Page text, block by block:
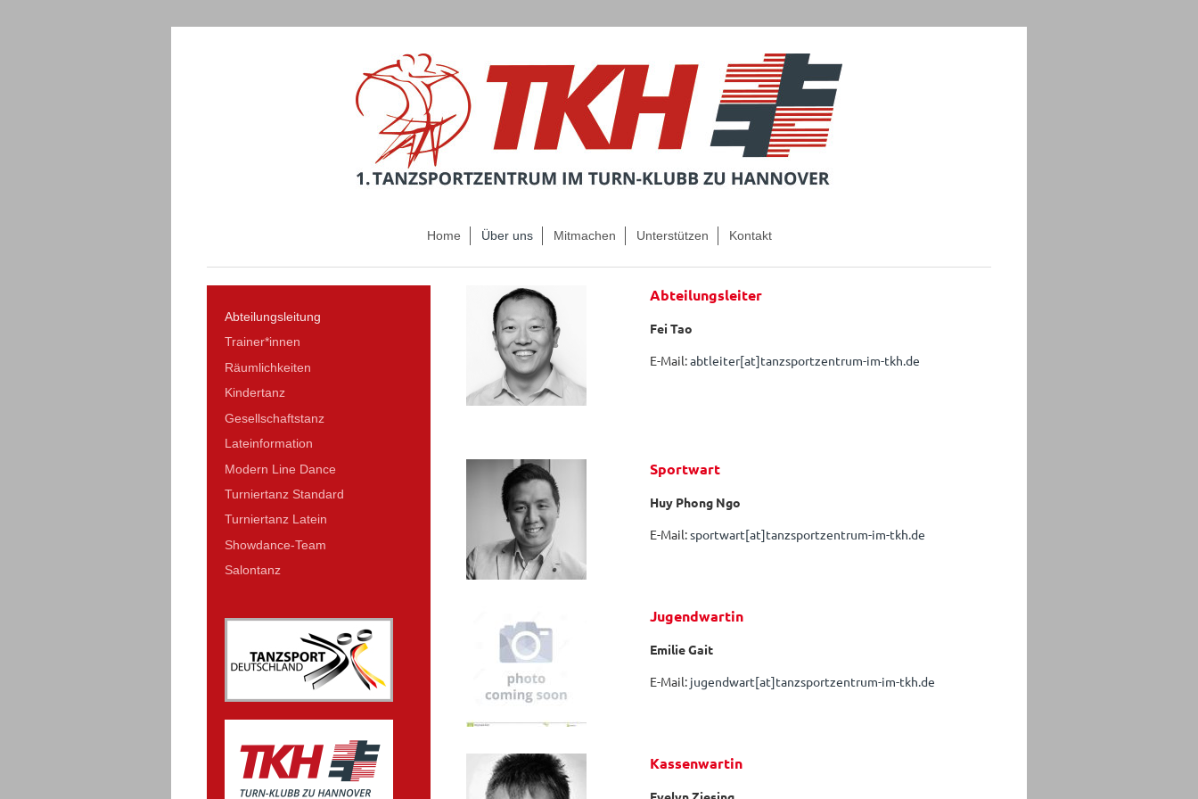
Home Über uns Mitmachen Unterstützen Kontakt
Abteilungsleiter
Fei Tao
E-Mail:abtleiter[at]tanzsportzentrum-im-tkh.de
Sportwart
Huy Phong Ngo
E-Mail:sportwart[at]tanzsportzentrum-im-tkh.de
Jugendwartin
Emilie Gait
E-Mail: jugendwart[at]tanzsportzentrum-im-tkh.de
Kassenwartin
Abteilungsleitung
Trainer*innen
Räumlichkeiten
Kindertanz
Gesellschaftstanz
Lateinformation
Modern Line Dance
Turniertanz Standard
Turniertanz Latein
Showdance-Team
Salontanz